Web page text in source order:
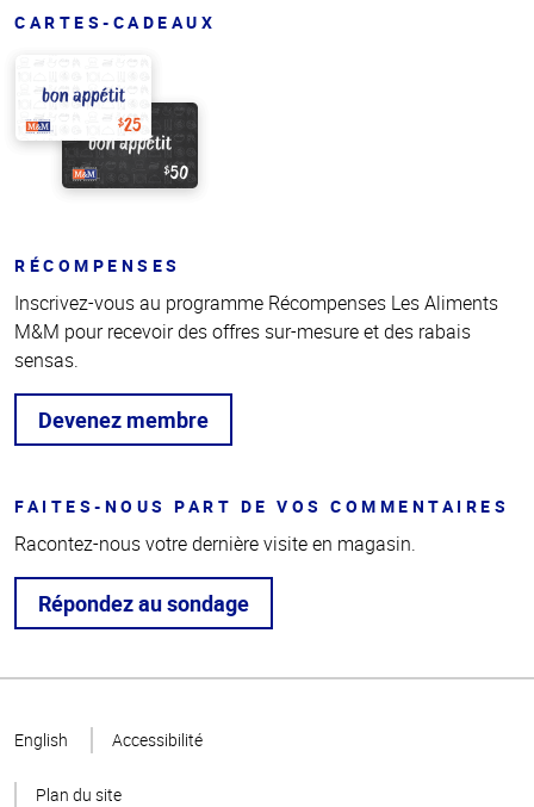
CARTES-CADEAUX
RÉCOMPENSES
Inscrivez-vous au programme Récompenses Les Aliments
M&M pour recevoir des offres sur-mesure et des rabais
sensas.
Devenez membre
FAITES-NOUS PART DE VOS COMMENTAIRES
Racontez-nous votre dernière visite en magasin.
Répondez au sondage
page
English Accessibilité
Plan du site